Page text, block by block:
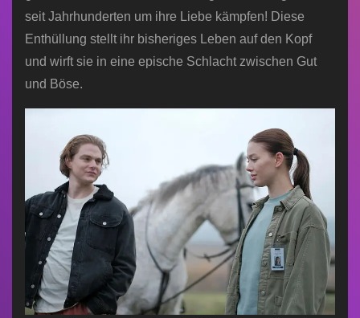
seit Jahrhunderten um ihre Liebe kämpfen! Diese
Enthüllung stellt ihr bisheriges Leben auf den Kopf
und wirft sie in eine epische Schlacht zwischen Gut
und Böse.